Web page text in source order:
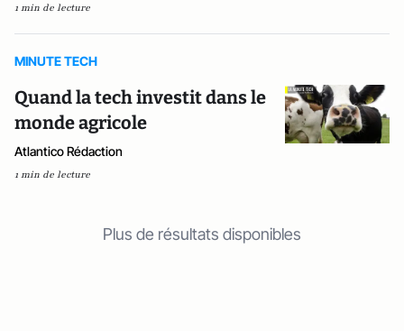
1 min de lecture
MINUTE TECH
Quand la tech investit dans le
monde agricole
Atlantico Rédaction
1 min de lecture
Plus de résultats disponibles